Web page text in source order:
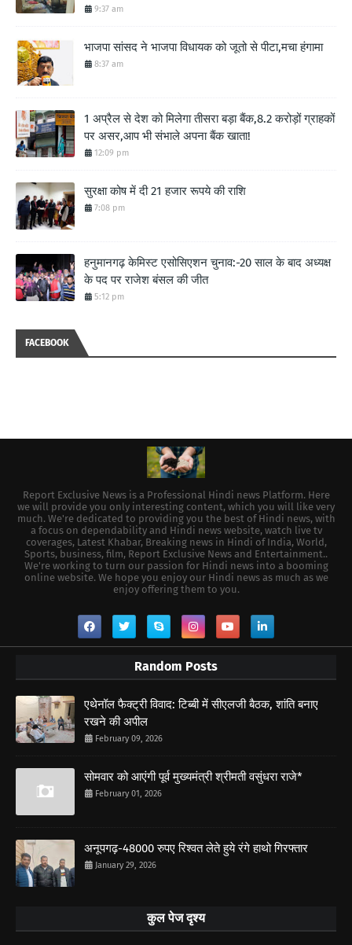
9:37 am
भाजपा सांसद ने भाजपा विधायक को जूतो से पीटा,मचा हंगामा
8:37 am
1 अप्रैल से देश को मिलेगा तीसरा बड़ा बैंक,8.2 करोड़ों ग्राहकों
पर असर,आप भी संभाले अपना बैंक खाता!
12:09 pm
सुरक्षा कोष में दी 21 हजार रूपये की राशि
7:08 pm
हनुमानगढ़ केमिस्ट एसोसिएशन चुनाव:-20 साल के बाद अध्यक्ष
के पद पर राजेश बंसल की जीत
5:12 pm
FACEBOOK
Report Exclusive News is a Professional Hindi news Platform. Here
we will provide you only interesting content, which you will like very
much. We're dedicated to providing you the best of Hindi news, with
a focus on dependability and Hindi news website, watch live tv
coverages, Latest Khabar, Breaking news in Hindi of India, World,
Sports, business, film, Report Exclusive News and Entertainment..
We're working to turn our passion for Hindi news into a booming
online website. We hope you enjoy our Hindi news as much as we
enjoy offering them to you.
Random Posts
एथेनॉल फैक्ट्री विवाद: टिब्बी में सीएलजी बैठक, शांति बनाए
रखने की अपील
February 09, 2026
सोमवार को आएंगी पूर्व मुख्यमंत्री श्रीमती वसुंधरा राजे*
February 01, 2026
अनूपगढ़-48000 रुपए रिश्वत लेते हुये रंगे हाथो गिरफ्तार
January 29, 2026
कुल पेज दृश्य